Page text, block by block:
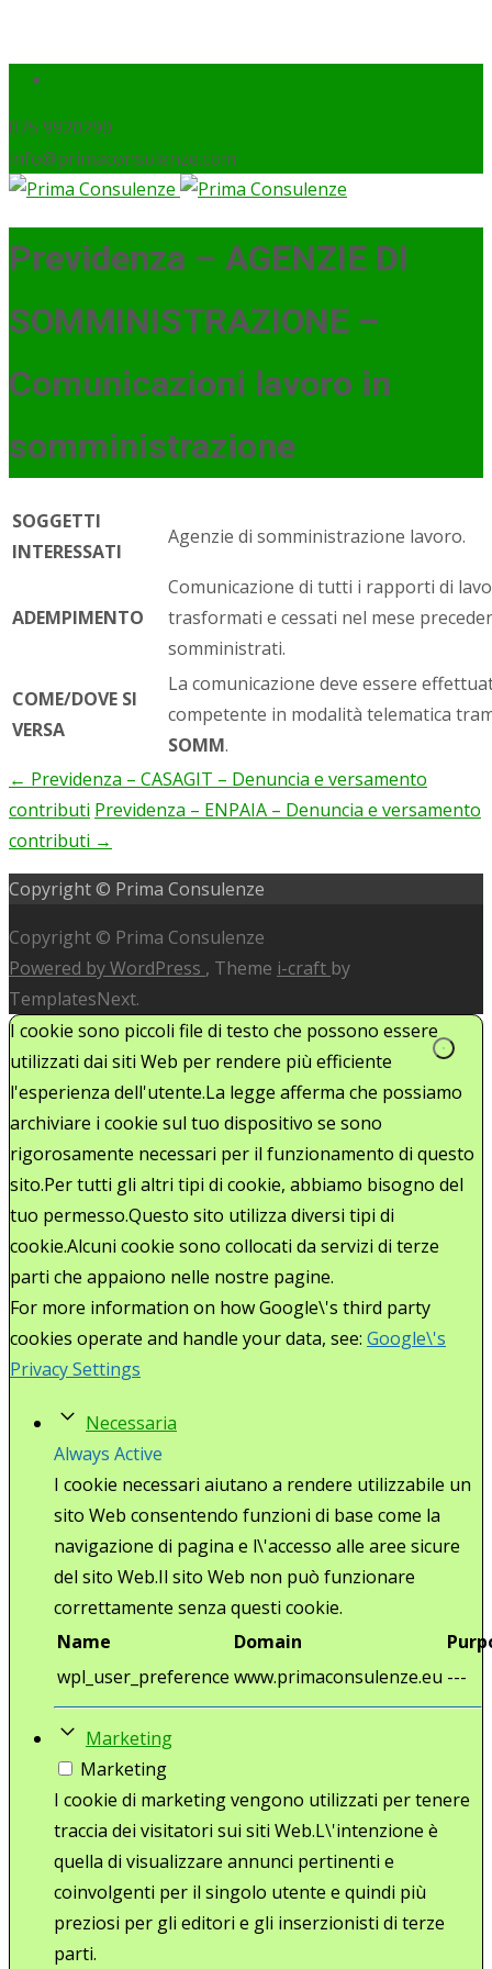
075 9920290
info@primaconsulenze.com
Previdenza – AGENZIE DI
SOMMINISTRAZIONE –
Comunicazioni lavoro in
somministrazione
SOGGETTI
INTERESSATI
Agenzie di somministrazione lavoro.
ADEMPIMENTO
Comunicazione di tutti i rapporti di
trasformati e cessati nel mese
somministrati.
COME/DOVE SI
VERSA
La comunicazione deve essere
competente in modalità telematica
SOMM.
Post
navigation
← Previdenza – CASAGIT – Denuncia e versamento
contributi Previdenza – ENPAIA – Denuncia e versamento
contributi →
Copyright © Prima Consulenze
Copyright © Prima Consulenze
Powered by WordPress , Theme i-craft by
TemplatesNext.
I cookie sono piccoli file di testo che possono essere
utilizzati dai siti Web per rendere più efficiente
l'esperienza dell'utente.La legge afferma che possiamo
archiviare i cookie sul tuo dispositivo se sono
rigorosamente necessari per il funzionamento di questo
sito.Per tutti gli altri tipi di cookie, abbiamo bisogno del
tuo permesso.Questo sito utilizza diversi tipi di
cookie.Alcuni cookie sono collocati da servizi di terze
parti che appaiono nelle nostre pagine.
For more information on how Google\'s third party
cookies operate and handle your data, see: Google\'s
Privacy Settings
Necessaria
Always Active
I cookie necessari aiutano a rendere utilizzabile un
sito Web consentendo funzioni di base come la
navigazione di pagina e l\'accesso alle aree sicure
del sito Web.Il sito Web non può funzionare
correttamente senza questi cookie.
Name
Domain
wpl_user_preference www.primaconsulenze.eu ---
Marketing
Marketing
I cookie di marketing vengono utilizzati per tenere
traccia dei visitatori sui siti Web.L\'intenzione è
quella di visualizzare annunci pertinenti e
coinvolgenti per il singolo utente e quindi più
preziosi per gli editori e gli inserzionisti di terze
parti.